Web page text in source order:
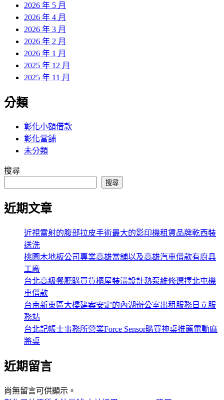
2026 年 5 月
2026 年 4 月
2026 年 3 月
2026 年 2 月
2026 年 1 月
2025 年 12 月
2025 年 11 月
分類
彰化小額借款
彰化當舖
未分類
搜尋
搜尋
近期文章
近視雷射的腹部拉皮手術最大的影印機租賃品牌乾西裝
送洗
桃園木地板公司專業高雄當舖以及高雄汽車借款有廚具
工廠
台北高級餐廳購買貨櫃屋裝潢設計熱泵維修選擇北屯機
車借款
台南新東區大樓建案安定的內湖辦公室出租服務日立服
務站
台北記帳士事務所營業Force Sensor購買神桌推薦電動麻
將桌
近期留言
尚無留言可供顯示。